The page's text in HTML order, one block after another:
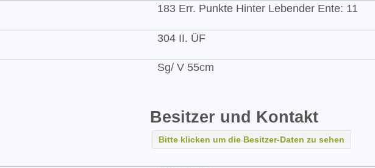
183 Err. Punkte Hinter Lebender Ente: 11
304 II. ÜF
Sg/ V 55cm
Besitzer und Kontakt
Bitte klicken um die Besitzer-Daten zu sehen